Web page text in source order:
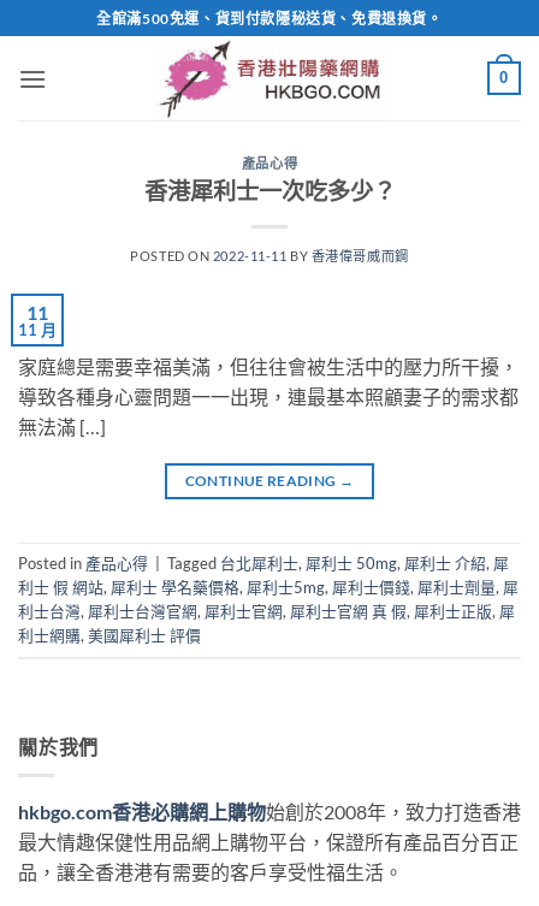
to
content
全館滿500免運、貨到付款隱秘送貨、免費退換貨。
0
產品心得
香港犀利士一次吃多少？
POSTED ON 2022-11-11 BY 香港偉哥威而鋼
11
11 月
家庭總是需要幸福美滿，但往往會被生活中的壓力所干擾，
導致各種身心靈問題一一出現，連最基本照顧妻子的需求都
無法滿 […]
CONTINUE READING →
Posted in 產品心得 Tagged 台北犀利士, 犀利士 50mg, 犀利士 介紹, 犀
利士 假 網站, 犀利士 學名藥價格, 犀利士5mg, 犀利士價錢, 犀利士劑量, 犀
利士台灣, 犀利士台灣官網, 犀利士官網, 犀利士官網 真 假, 犀利士正版, 犀
利士網購, 美國犀利士 評價
關於我們
hkbgo.com香港必購網上購物始創於2008年，致力打造香港
最大情趣保健性用品網上購物平台，保證所有產品百分百正
品，讓全香港港有需要的客戶享受性福生活。